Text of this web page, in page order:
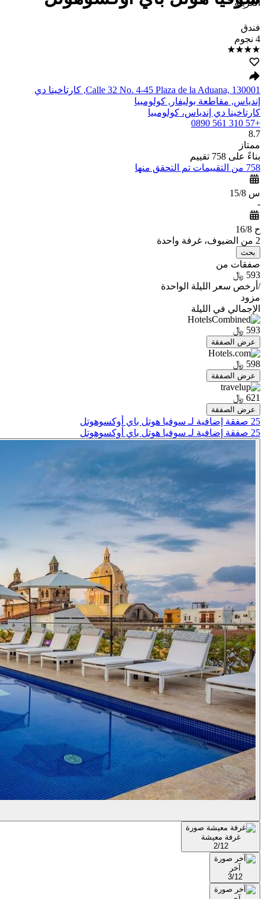
العَرَبِيَّة
فندق
4 نجوم
Calle 32 No. 4-45 Plaza de la Aduana, 130001, كارتاخينا دي
إندياس, مقاطعة بوليفار, كولومبيا
كارتاخينا دي إندياس، كولومبيا
+57 310 561 0890
8.7
ممتاز
بناءً على 758 تقييم
758 من التقييمات تم التحقق منها
س 15/8
-
ح 16/8
2 من الضيوف، غرفة واحدة
بحث
صفقات من
593 ﷼
/ أرخص سعر الليلة الواحدة
مزود
الإجمالي في الليلة
593 ﷼
عرض الصفقة
598 ﷼
عرض الصفقة
621 ﷼
عرض الصفقة
25 صفقة إضافية لـ سوفيا هوتل باي أوكسوهوتل
25 صفقة إضافية لـ سوفيا هوتل باي أوكسوهوتل
غرفة معيشة
2/12
آخر
3/12